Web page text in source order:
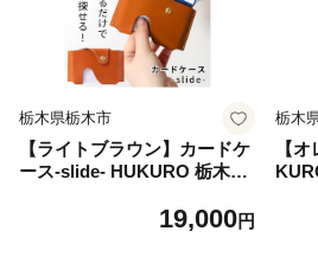
栃木県栃木市
【ライトブラウン】カードケ
ース-slide- HUKURO 栃木レ
19,000円
栃木
【